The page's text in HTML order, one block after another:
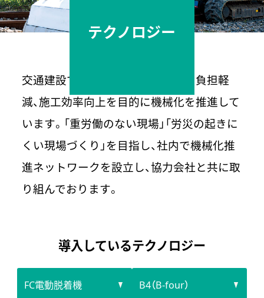
(CM)・社歌
・オリジナルグッズ
軌道部門 土木部門 機械部門
実績案内
軌道部門 土木部門 機械部門
採用情報
お問い合わせ
テクノロジー
交通建設では、作業員の安全確保や負担軽
減、施工効率向上を目的に機械化を推進して
います。「重労働のない現場」「労災の起きに
くい現場づくり」を目指し、社内で機械化推
進ネットワークを設立し、協力会社と共に取
り組んでおります。
導入しているテクノロジー
FC電動脱着機 B4（B-four）